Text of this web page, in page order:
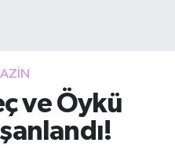
ve Öykü